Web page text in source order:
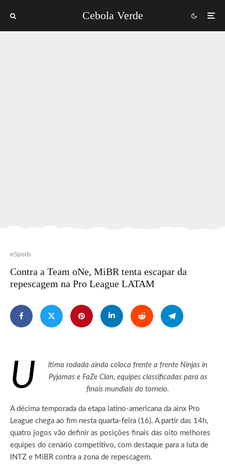
Cebola Verde
eSports
Contra a Team oNe, MiBR tenta escapar da
repescagem na Pro League LATAM
Ú
ltima rodada ainda coloca frente a frente Ninjas in
Pyjamas e FaZe Clan, equipes classificadas para as
finais mundiais do torneio.
A décima temporada da etapa latino-americana da ainx Pro
League chega ao fim nesta quarta-feira (16). A partir das 14h,
quatro jogos vão definir as posições finais das oito melhores
equipes do cenário competitivo, com destaque para a luta de
INTZ e MiBR contra a zona de repescagem.